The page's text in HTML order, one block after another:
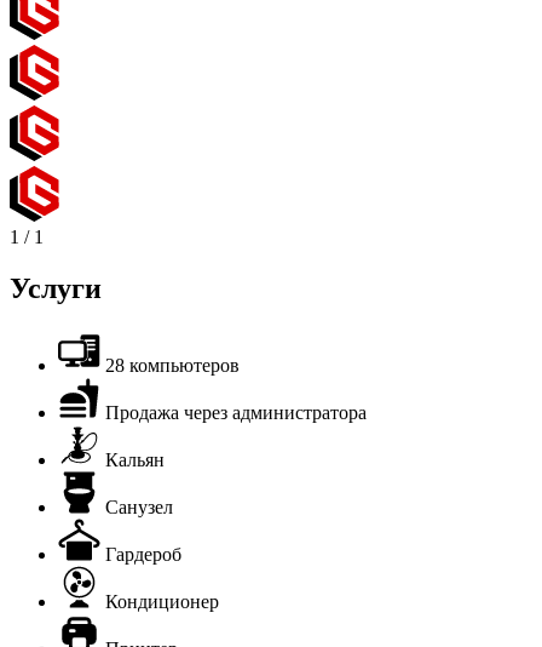
1 / 1
Услуги
28 компьютеров
Продажа через администратора
Кальян
Санузел
Гардероб
Кондиционер